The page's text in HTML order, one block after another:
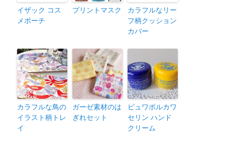
イザック コス
メポーチ
プリントマスク
カラフルなリー
フ柄クッション
カバー
カラフルな鳥の
イラスト柄トレ
イ
ガーゼ素材のは
ぎれセット
ピュワポルカワ
セリン ハンド
クリーム